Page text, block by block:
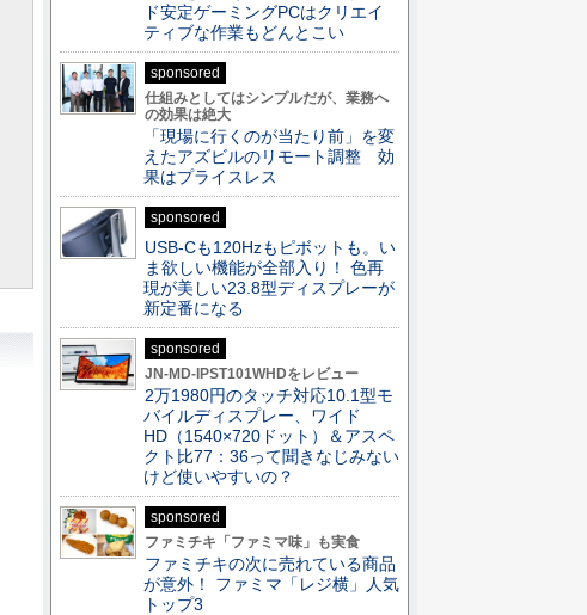
ド安定ゲーミングPCはクリエイ
ティブな作業もどんとこい
sponsored
仕組みとしてはシンプルだが、業務へ
の効果は絶大
「現場に行くのが当たり前」を変
えたアズビルのリモート調整 効
果はプライスレス
sponsored
USB-Cも120Hzもピボットも。い
ま欲しい機能が全部入り！ 色再
現が美しい23.8型ディスプレーが
新定番になる
sponsored
JN-MD-IPST101WHDをレビュー
2万1980円のタッチ対応10.1型モ
バイルディスプレー、ワイド
HD（1540×720ドット）＆アスペ
クト比77：36って聞きなじみない
けど使いやすいの？
sponsored
ファミチキ「ファミマ味」も実食
ファミチキの次に売れている商品
が意外！ ファミマ「レジ横」人気
トップ3